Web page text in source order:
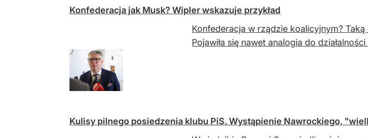
Konfederacja jak Musk? Wipler wskazuje przykład
Konfederacja w rządzie koalicyjnym?
Pojawiła się nawet analogia do
Kulisy pilnego posiedzenia klubu PiS. Wystąpienie Nawrockiego,